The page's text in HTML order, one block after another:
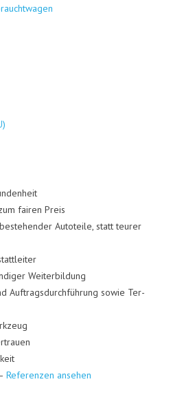
)
fai­ren Preis
Auto­tei­le, statt teu­rer
Wei­ter­bil­dung
Auf­trags­durch­füh­rung sowie Ter­
Refe­ren­zen ansehen